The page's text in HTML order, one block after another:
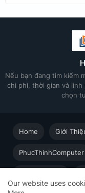
Nếu bạn đang tìm kiếm
chi phí, thời gian và
chọn
Home Giới
PhucThinhComputer
Our website uses